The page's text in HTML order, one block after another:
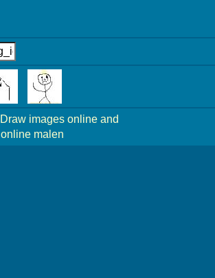
Draw images online and
online malen